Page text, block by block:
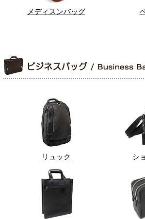
メディスンバッグ
リュック シ